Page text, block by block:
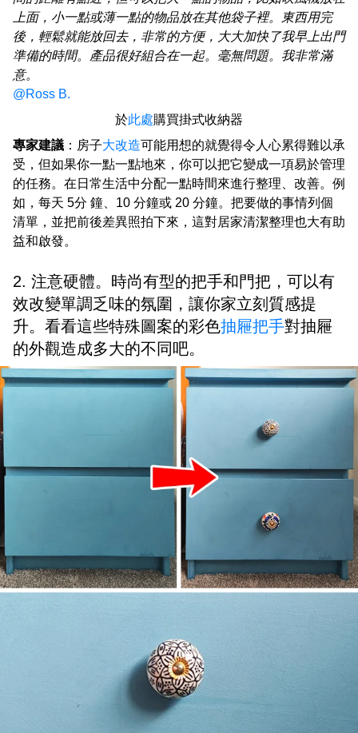
上面，小一點或薄一點的物品放在其他袋子裡。東西用完
後，輕鬆就能放回去，非常的方便，大大加快了我早上出門
準備的時間。產品很好組合在一起。毫無問題。我非常滿
意。
@Ross B.
於此處購買掛式收納器
專家建議 ：房子大改造可能用想的就覺得令人心累得難以承
受，但如果你一點一點地來，你可以把它變成一項易於管理
的任務。在日常生活中分配一點時間來進行整理、改善。例
如，每天 5分 鐘、10 分鐘或 20 分鐘。把要做的事情列個
清單，並把前後差異照拍下來，這對居家清潔整理也大有助
益和啟發。
2. 注意硬體。時尚有型的把手和門把，可以有
效改變單調乏味的氛圍，讓你家立刻質感提
升。看看這些特殊圖案的彩色抽屜把手對抽屜
的外觀造成多大的不同吧。